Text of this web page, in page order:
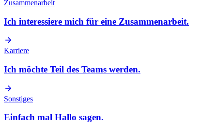
Zusammenarbeit
Ich interessiere mich für eine Zusammenarbeit.
Karriere
Ich möchte Teil des Teams werden.
Sonstiges
Einfach mal Hallo sagen.